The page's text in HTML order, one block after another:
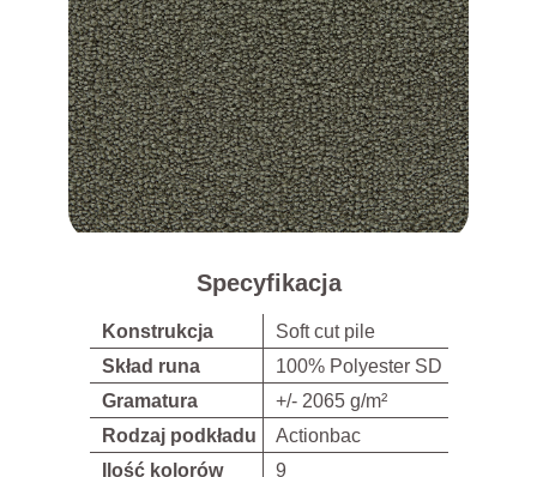
Specyfikacja
Konstrukcja
Soft cut pile
Skład runa
100% Polyester SD
Gramatura
+/- 2065 g/m²
Rodzaj podkładu
Actionbac
Ilość kolorów
9